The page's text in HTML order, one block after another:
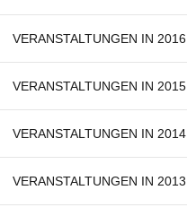
VERANSTALTUNGEN IN 2016
VERANSTALTUNGEN IN 2015
VERANSTALTUNGEN IN 2014
VERANSTALTUNGEN IN 2013